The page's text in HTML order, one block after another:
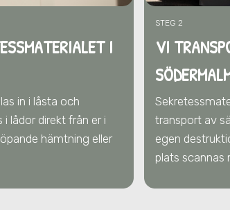
I
in i låsta och
i lådor direkt från er i
hämtning eller
STEG 2
VI
transport av
egen
plats scannas